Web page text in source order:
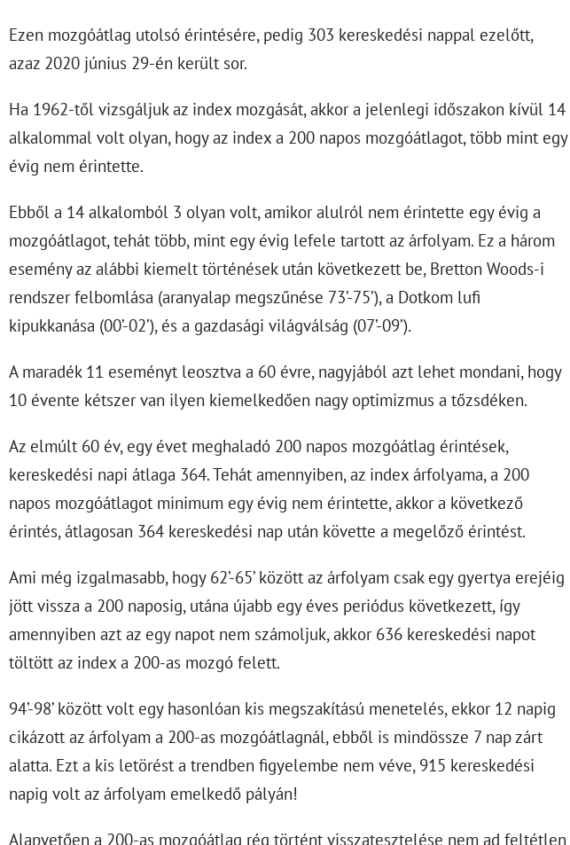
Ezen mozgóátlag utolsó érintésére, pedig 303 kereskedési nappal ezelőtt,
azaz 2020 június 29-én került sor.
Ha 1962-től vizsgáljuk az index mozgását, akkor a jelenlegi időszakon kívül 14
alkalommal volt olyan, hogy az index a 200 napos mozgóátlagot, több mint egy
évig nem érintette.
Ebből a 14 alkalomból 3 olyan volt, amikor alulról nem érintette egy évig a
mozgóátlagot, tehát több, mint egy évig lefele tartott az árfolyam. Ez a három
esemény az alábbi kiemelt történések után következett be, Bretton Woods-i
rendszer felbomlása (aranyalap megszűnése 73’-75’), a Dotkom lufi
kipukkanása (00’-02’), és a gazdasági világválság (07’-09’).
A maradék 11 eseményt leosztva a 60 évre, nagyjából azt lehet mondani, hogy
10 évente kétszer van ilyen kiemelkedően nagy optimizmus a tőzsdéken.
Az elmúlt 60 év, egy évet meghaladó 200 napos mozgóátlag érintések,
kereskedési napi átlaga 364. Tehát amennyiben, az index árfolyama, a 200
napos mozgóátlagot minimum egy évig nem érintette, akkor a következő
érintés, átlagosan 364 kereskedési nap után követte a megelőző érintést.
Ami még izgalmasabb, hogy 62’-65’ között az árfolyam csak egy gyertya erejéig
jött vissza a 200 naposig, utána újabb egy éves periódus következett, így
amennyiben azt az egy napot nem számoljuk, akkor 636 kereskedési napot
töltött az index a 200-as mozgó felett.
94’-98’ között volt egy hasonlóan kis megszakítású menetelés, ekkor 12 napig
cikázott az árfolyam a 200-as mozgóátlagnál, ebből is mindössze 7 nap zárt
alatta. Ezt a kis letörést a trendben figyelembe nem véve, 915 kereskedési
napig volt az árfolyam emelkedő pályán!
Alapvetően a 200-as mozgóátlag rég történt visszatesztelése nem ad feltétlen